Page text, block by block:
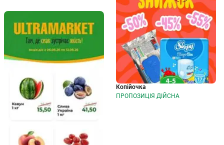
Копійочка
ПРОПОЗИЦІЯ ДІЙСНА